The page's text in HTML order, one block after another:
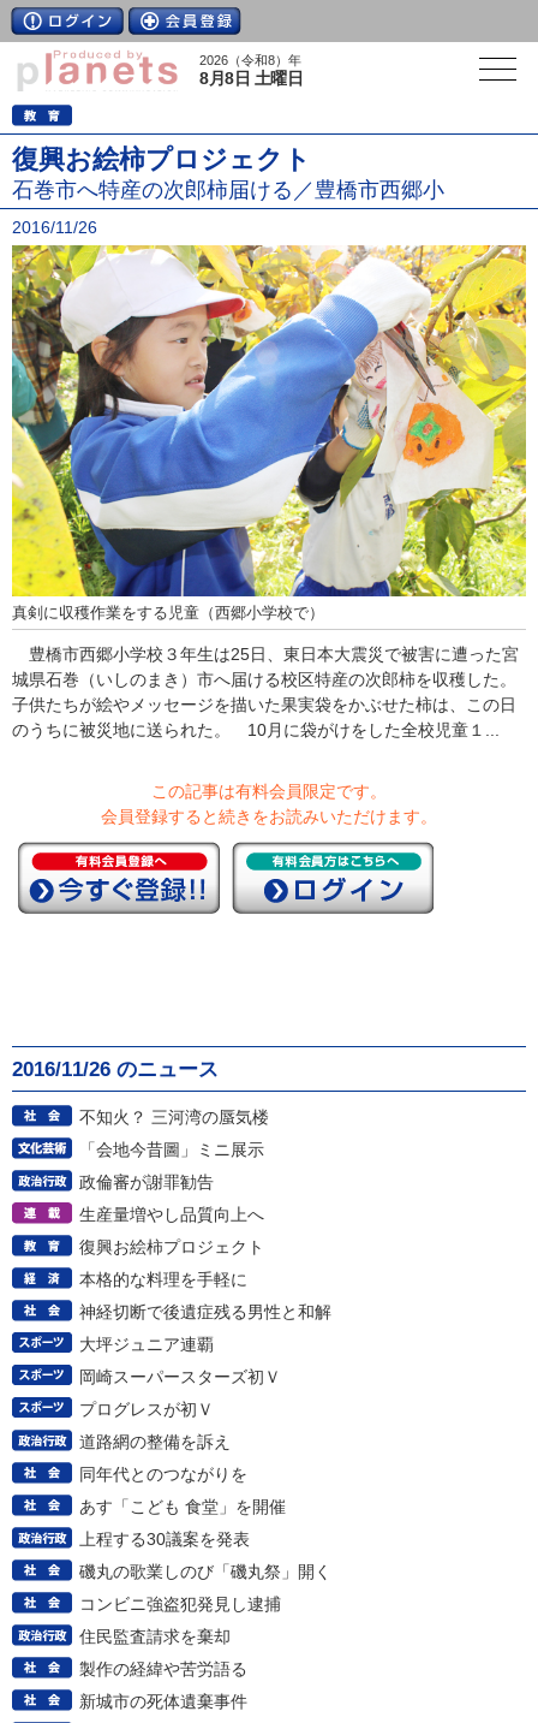
2026（令和8）年
8月8日 土曜日
復興お絵柿プロジェクト
石巻市へ特産の次郎柿届ける／豊橋市西郷小
2016/11/26
真剣に収穫作業をする児童（西郷小学校で）
豊橋市西郷小学校３年生は25日、東日本大震災で被害に遭った宮
城県石巻（いしのまき）市へ届ける校区特産の次郎柿を収穫した。
子供たちが絵やメッセージを描いた果実袋をかぶせた柿は、この日
のうちに被災地に送られた。 10月に袋がけをした全校児童１...
この記事は有料会員限定です。
会員登録すると続きをお読みいただけます。
2016/11/26 のニュース
不知火？ 三河湾の蜃気楼
「会地今昔圖」ミニ展示
政倫審が謝罪勧告
生産量増やし品質向上へ
復興お絵柿プロジェクト
本格的な料理を手軽に
神経切断で後遺症残る男性と和解
大坪ジュニア連覇
岡崎スーパースターズ初Ｖ
プログレスが初Ｖ
道路網の整備を訴え
同年代とのつながりを
あす「こども 食堂」を開催
上程する30議案を発表
磯丸の歌業しのび「磯丸祭」開く
コンビニ強盗犯発見し逮捕
住民監査請求を棄却
製作の経緯や苦労語る
新城市の死体遺棄事件